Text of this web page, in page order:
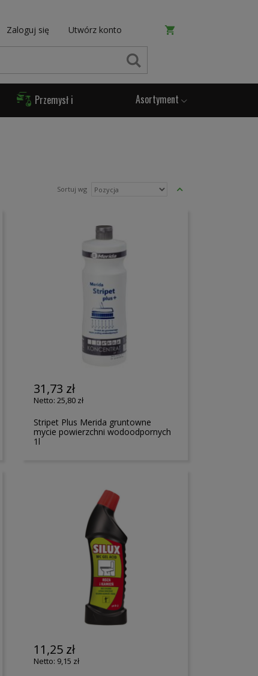
Zaloguj się Utwórz konto
Przemysł i Asortyment
Sortuj wg
Ustaw
31,73 zł
25,80 zł
Stripet Plus Merida gruntowne
mycie powierzchni wodoodpornych
1l
11,25 zł
9,15 zł